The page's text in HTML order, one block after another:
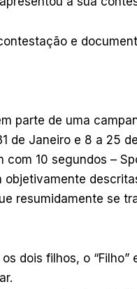
e
parte de uma
de Janeiro e 8 a 25
10 segundos –
resumidamente se
dois filhos, o “Filho”